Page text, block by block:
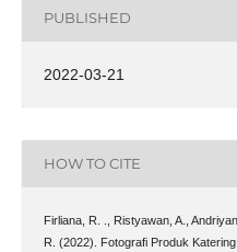
PUBLISHED
2022-03-21
HOW TO CITE
Firliana, R. ., Ristyawan, A.,
R. (2022). Fotografi Produk